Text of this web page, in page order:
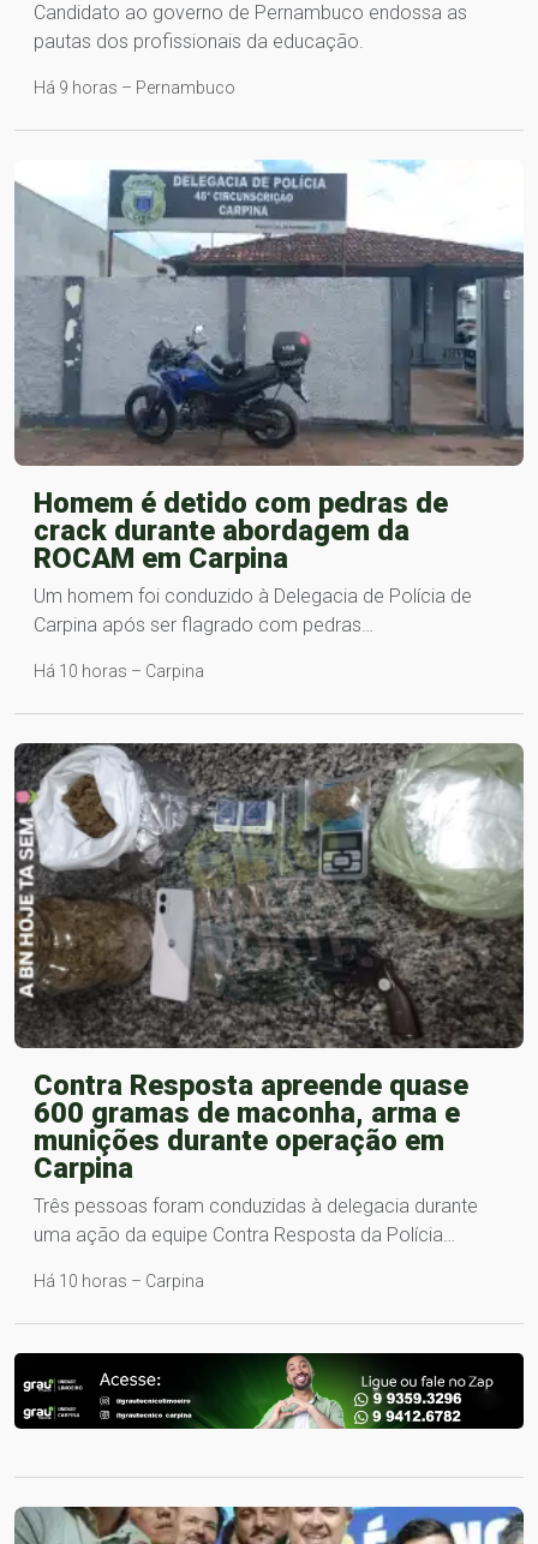
Candidato ao governo de Pernambuco endossa as
pautas dos profissionais da educação​.
Há 9 horas – Pernambuco
Homem é detido com pedras de
crack durante abordagem da
ROCAM em Carpina
Um homem foi conduzido à Delegacia de Polícia de
Carpina após ser flagrado com pedras…
Há 10 horas – Carpina
Contra Resposta apreende quase
600 gramas de maconha, arma e
munições durante operação em
Carpina
Três pessoas foram conduzidas à delegacia durante
uma ação da equipe Contra Resposta da Polícia…
Há 10 horas – Carpina